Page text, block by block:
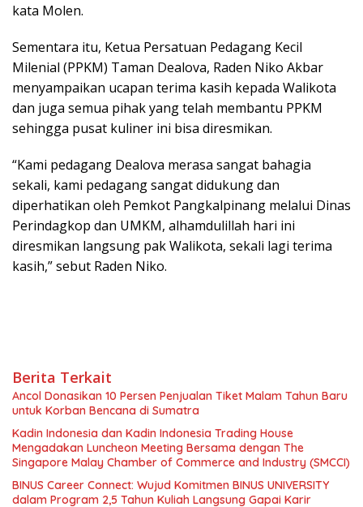
kata Molen.
Sementara itu, Ketua Persatuan Pedagang Kecil
Milenial (PPKM) Taman Dealova, Raden Niko Akbar
menyampaikan ucapan terima kasih kepada Walikota
dan juga semua pihak yang telah membantu PPKM
sehingga pusat kuliner ini bisa diresmikan.
“Kami pedagang Dealova merasa sangat bahagia
sekali, kami pedagang sangat didukung dan
diperhatikan oleh Pemkot Pangkalpinang melalui Dinas
Perindagkop dan UMKM, alhamdulillah hari ini
diresmikan langsung pak Walikota, sekali lagi terima
kasih,” sebut Raden Niko.
Berita Terkait
Ancol Donasikan 10 Persen Penjualan Tiket Malam Tahun Baru
untuk Korban Bencana di Sumatra
Kadin Indonesia dan Kadin Indonesia Trading House
Mengadakan Luncheon Meeting Bersama dengan The
Singapore Malay Chamber of Commerce and Industry (SMCCI)
BINUS Career Connect: Wujud Komitmen BINUS UNIVERSITY
dalam Program 2,5 Tahun Kuliah Langsung Gapai Karir